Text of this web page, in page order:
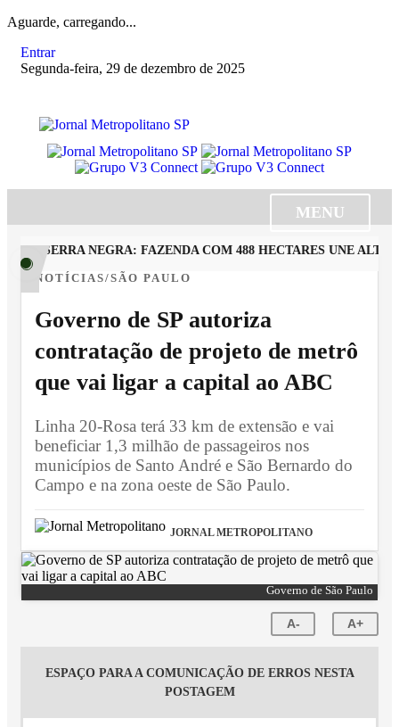
Aguarde, carregando...
Entrar
Segunda-feira, 29 de dezembro de 2025
MENU
SERRA NEGRA: FAZENDA COM 488 HECTARES UNE ALTA
NOTÍCIAS/SÃO PAULO
Governo de SP autoriza
contratação de projeto de metrô
que vai ligar a capital ao ABC
Linha 20-Rosa terá 33 km de extensão e vai
beneficiar 1,3 milhão de passageiros nos
municípios de Santo André e São Bernardo do
Campo e na zona oeste de São Paulo.
JORNAL METROPOLITANO
Governo de São Paulo
A- A+
ESPAÇO PARA A COMUNICAÇÃO DE ERROS NESTA
POSTAGEM